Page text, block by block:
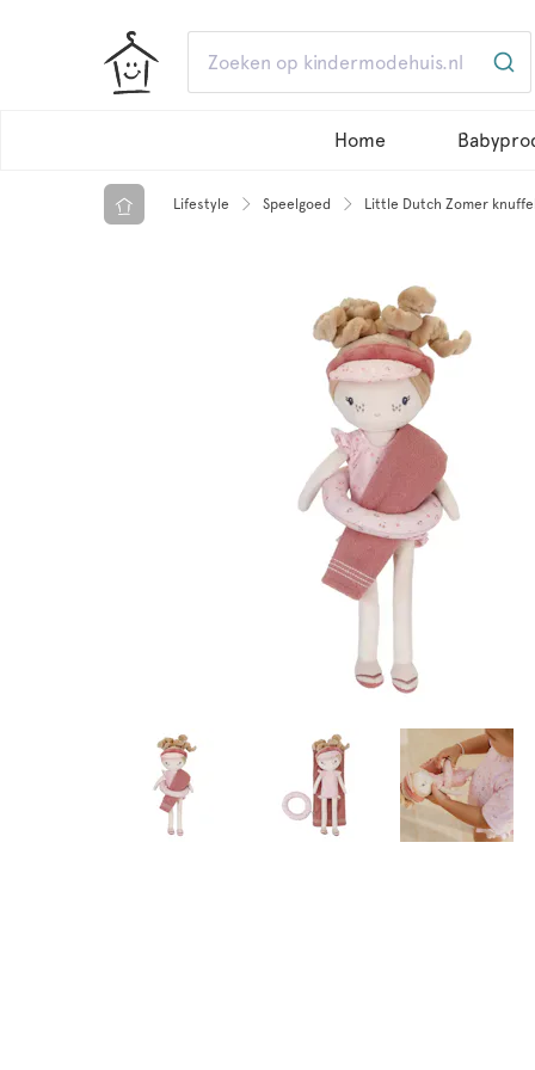
Home
Lifestyle Speelgoed Little Dutch Zomer